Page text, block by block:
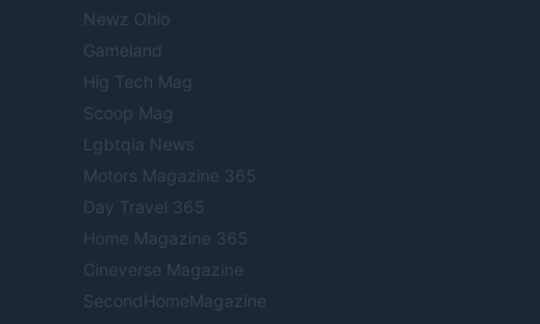
Newz Ohio
Gameland
Hig Tech Mag
Scoop Mag
Lgbtqia News
Motors Magazine 365
Day Travel 365
Home Magazine 365
Cineverse Magazine
SecondHomeMagazine